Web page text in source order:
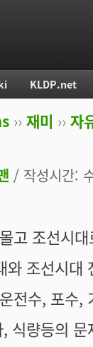
›› 재미 ›› 자
/ 작성시간:
고 조선시
와 조선시대
전수, 포수,
식량등의
KLDP.net